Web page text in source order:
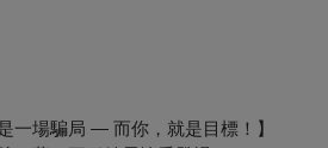
一場騙局 — 而你，就是目標！】